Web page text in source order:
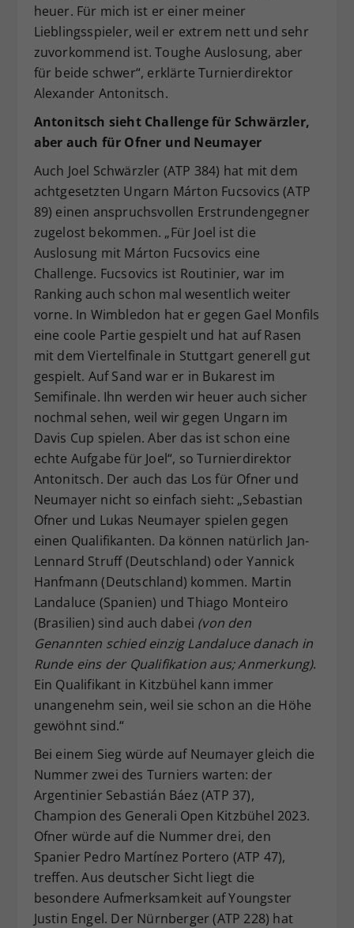
heuer. Für mich ist er einer meiner
Lieblingsspieler, weil er extrem nett und sehr
zuvorkommend ist. Toughe Auslosung, aber
für beide schwer“, erklärte Turnierdirektor
Alexander Antonitsch.
Antonitsch sieht Challenge für Schwärzler,
aber auch für Ofner und Neumayer
Auch Joel Schwärzler (ATP 384) hat mit dem
achtgesetzten Ungarn Márton Fucsovics (ATP
89) einen anspruchsvollen Erstrundengegner
zugelost bekommen. „Für Joel ist die
Auslosung mit Márton Fucsovics eine
Challenge. Fucsovics ist Routinier, war im
Ranking auch schon mal wesentlich weiter
vorne. In Wimbledon hat er gegen Gael Monfils
eine coole Partie gespielt und hat auf Rasen
mit dem Viertelfinale in Stuttgart generell gut
gespielt. Auf Sand war er in Bukarest im
Semifinale. Ihn werden wir heuer auch sicher
nochmal sehen, weil wir gegen Ungarn im
Davis Cup spielen. Aber das ist schon eine
echte Aufgabe für Joel“, so Turnierdirektor
Antonitsch. Der auch das Los für Ofner und
Neumayer nicht so einfach sieht: „Sebastian
Ofner und Lukas Neumayer spielen gegen
einen Qualifikanten. Da können natürlich Jan-
Lennard Struff (Deutschland) oder Yannick
Hanfmann (Deutschland) kommen. Martin
Landaluce (Spanien) und Thiago Monteiro
(Brasilien) sind auch dabei (von den
Genannten schied einzig Landaluce danach in
Runde eins der Qualifikation aus; Anmerkung).
Ein Qualifikant in Kitzbühel kann immer
unangenehm sein, weil sie schon an die Höhe
gewöhnt sind.“
Bei einem Sieg würde auf Neumayer gleich die
Nummer zwei des Turniers warten: der
Argentinier Sebastián Báez (ATP 37),
Champion des Generali Open Kitzbühel 2023.
Ofner würde auf die Nummer drei, den
Spanier Pedro Martínez Portero (ATP 47),
treffen. Aus deutscher Sicht liegt die
besondere Aufmerksamkeit auf Youngster
Justin Engel. Der Nürnberger (ATP 228) hat